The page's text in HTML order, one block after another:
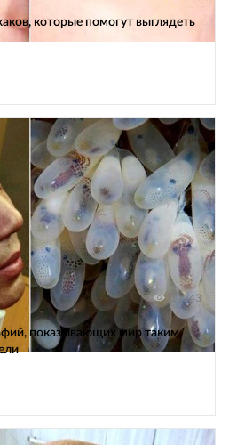
которые помогут выглядеть
12343
показывающих мир таким,